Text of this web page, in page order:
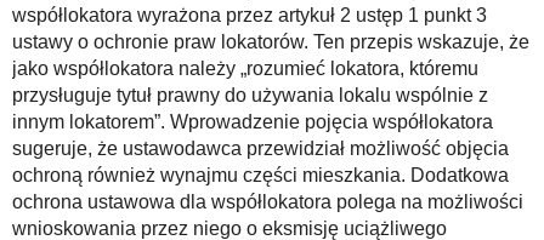
współlokatora wyrażona przez artykuł 2 ustęp 1 punkt 3
ustawy o ochronie praw lokatorów. Ten przepis wskazuje, że
jako współlokatora należy „rozumieć lokatora, któremu
przysługuje tytuł prawny do używania lokalu wspólnie z
innym lokatorem”. Wprowadzenie pojęcia współlokatora
sugeruje, że ustawodawca przewidział możliwość objęcia
ochroną również wynajmu części mieszkania. Dodatkowa
ochrona ustawowa dla współlokatora polega na możliwości
wnioskowania przez niego o eksmisję uciążliwego